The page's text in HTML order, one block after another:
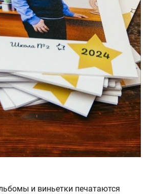
и виньетки печатаются